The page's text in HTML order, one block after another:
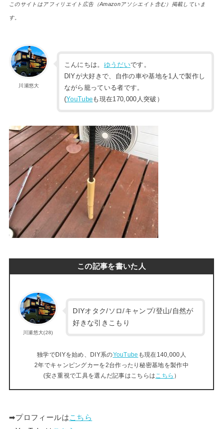
このサイトはアフィリエイト広告（Amazonアソシエイト含む）掲載していま
す。
川瀬悠大
こんにちは。 ゆうだいです。
DIYが大好きで、自作の車や基地を1人で製作し
ながら籠っている者です。
(YouTubeも現在170,000人突破）
この記事を書いた人
川瀬悠大(28)
DIYオタク/ソロ/キャンプ/登山/自然が
好きな引きこもり
独学でDIYを始め、DIY系のYouTube も現在140,000人
2年でキャンピングカーを2台作ったり秘密基地を製作中
(安さ重視で工具を選んだ記事はこちらは こちら ）
➡︎プロフィールはこちら